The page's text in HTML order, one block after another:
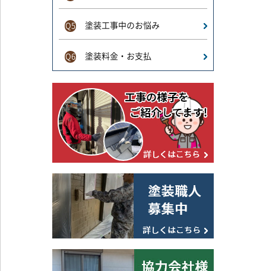
Q5 塗装工事中のお悩み
Q6 塗装料金・お支払